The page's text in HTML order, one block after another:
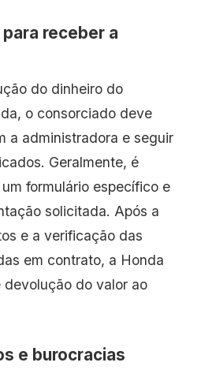
receber a
do dinheiro do
o consorciado deve
a administradora e seguir
Geralmente, é
formulário específico e
solicitada. Após a
e a verificação das
em contrato, a Honda
do valor ao
e burocracias